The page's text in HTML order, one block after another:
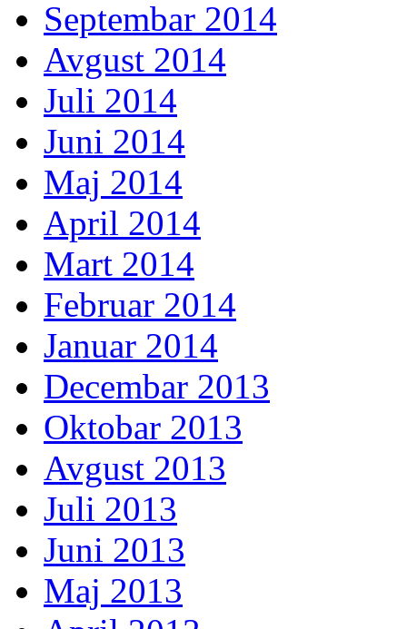
Septembar 2014
Avgust 2014
Juli 2014
Juni 2014
Maj 2014
April 2014
Mart 2014
Februar 2014
Januar 2014
Decembar 2013
Oktobar 2013
Avgust 2013
Juli 2013
Juni 2013
Maj 2013